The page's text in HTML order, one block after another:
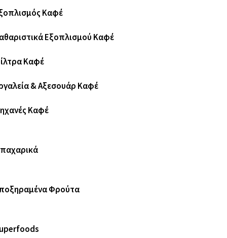
Καφέ
Εξοπλισμού Καφέ
Καφέ
& Αξεσουάρ Καφέ
Καφέ
Φρούτα